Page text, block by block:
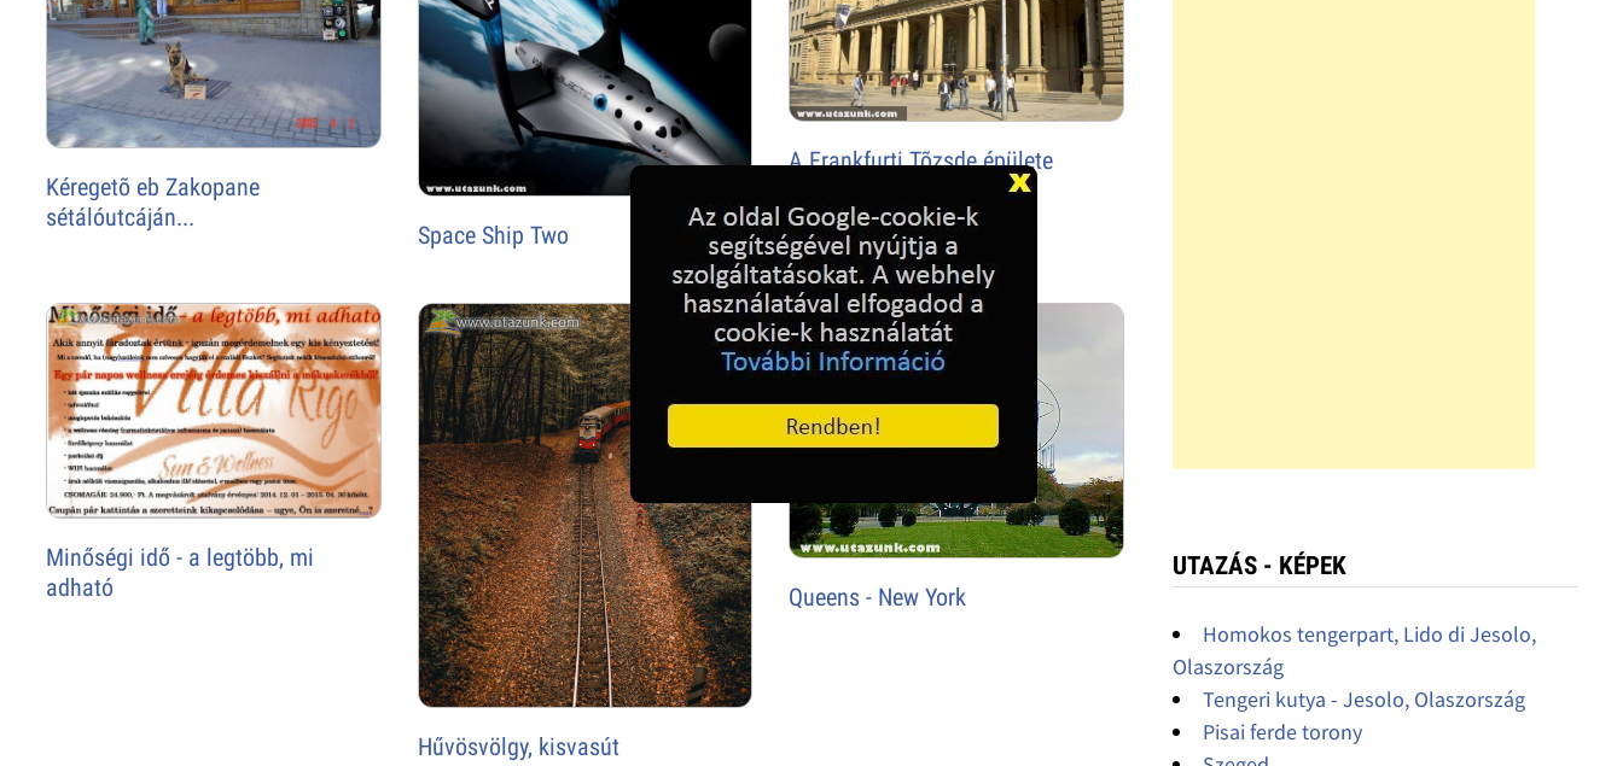
Kéregetõ eb Zakopane
sétálóutcáján...
Space Ship Two
A Frankfurti Tõzsde épülete
Minőségi idő - a legtöbb, mi
adható
Hűvösvölgy, kisvasút
Queens - New York
UTAZÁS - KÉPEK
Homokos tengerpart, Lido di Jesolo,
Olaszország
Tengeri kutya - Jesolo, Olaszország
Pisai ferde torony